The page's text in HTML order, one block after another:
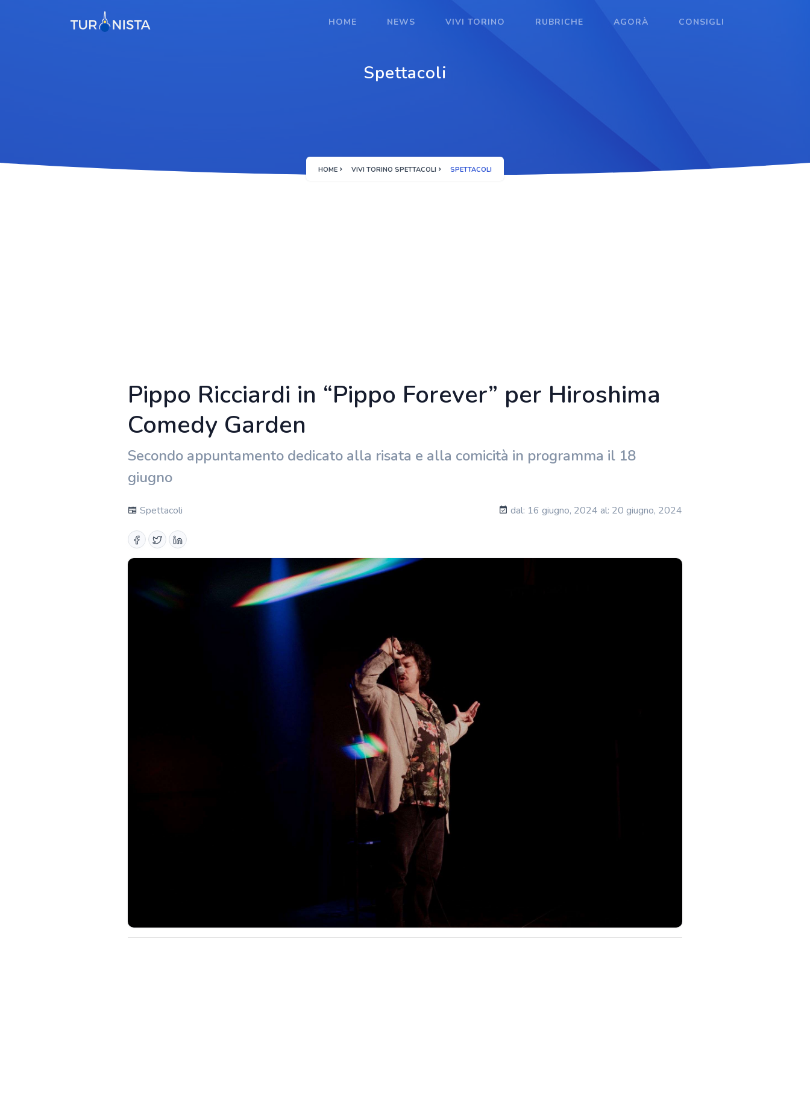
HOME NEWS VIVI TORINO RUBRICHE AGORÀ CONSIGLI
Spettacoli
HOME VIVI TORINO SPETTACOLI SPETTACOLI
Pippo Ricciardi in “Pippo Forever” per Hiroshima
Comedy Garden
Secondo appuntamento dedicato alla risata e alla comicità in programma il 18
giugno
Spettacoli dal: 16 giugno, 2024 al: 20 giugno, 2024